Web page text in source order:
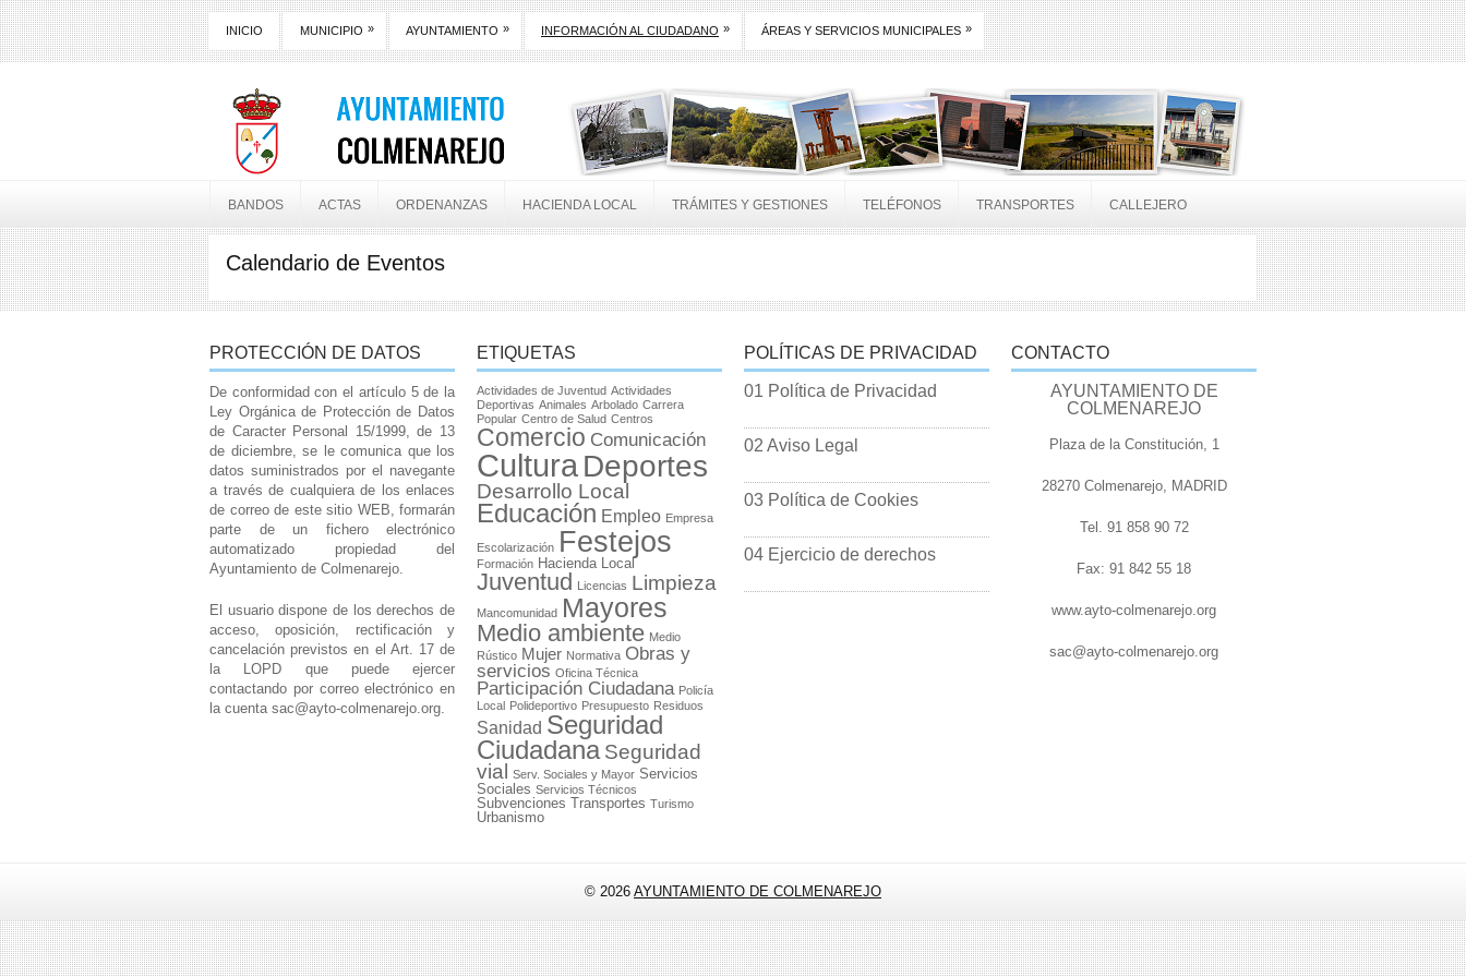
INICIO MUNICIPIO » AYUNTAMIENTO » INFORMACIÓN AL CIUDADANO » ÁREAS Y SERVICIOS MUNICIPALES »
BANDOS ACTAS ORDENANZAS HACIENDA LOCAL TRÁMITES Y GESTIONES TELÉFONOS TRANSPORTES CALLEJERO
Calendario de Eventos
PROTECCIÓN DE DATOS
De conformidad con el artículo 5 de la
Ley Orgánica de Protección de Datos
de Caracter Personal 15/1999, de 13
de diciembre, se le comunica que los
datos suministrados por el navegante
a través de cualquiera de los enlaces
de correo de este sitio WEB, formarán
parte de un fichero electrónico
automatizado propiedad del
Ayuntamiento de Colmenarejo.
El usuario dispone de los derechos de
acceso, oposición, rectificación y
cancelación previstos en el Art. 17 de
la LOPD que puede ejercer
contactando por correo electrónico en
la cuenta sac@ayto-colmenarejo.org.
ETIQUETAS
Actividades de Juventud Actividades
Deportivas Animales Arbolado Carrera
Popular Centro de Salud Centros
Comercio Comunicación
CulturaDeportes
Desarrollo Local
Educación Empleo Empresa
Escolarización Festejos
Formación Hacienda Local
Juventud Licencias Limpieza
Mancomunidad Mayores
Medio ambiente Medio
Rústico Mujer Normativa Obras y
servicios Oficina Técnica
Participación Ciudadana Policía
Local Polideportivo Presupuesto Residuos
Sanidad Seguridad
Ciudadana Seguridad
vial
Serv. Sociales y Mayor Servicios
Sociales Servicios Técnicos
Subvenciones Transportes Turismo
Urbanismo
POLÍTICAS DE PRIVACIDAD
01 Política de Privacidad
02 Aviso Legal
03 Política de Cookies
04 Ejercicio de derechos
CONTACTO
AYUNTAMIENTO DE
COLMENAREJO
Plaza de la Constitución, 1
28270 Colmenarejo, MADRID
Tel. 91 858 90 72
Fax: 91 842 55 18
www.ayto-colmenarejo.org
sac@ayto-colmenarejo.org
© 2026 AYUNTAMIENTO DE COLMENAREJO